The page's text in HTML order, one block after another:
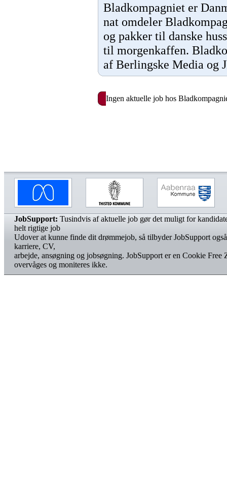
Bladkompagniet er
nat omdeler
og pakker til danske
til morgenkaffen.
af Berlingske Media og
Ingen aktuelle job hos
JobSupport: Tusindvis af aktuelle job gør det muligt for
helt rigtige job
Udover at kunne finde dit drømmejob, så tilbyder JobSupport
karriere, CV,
arbejde, ansøgning og jobsøgning. JobSupport er en Cookie Free
overvåges og moniteres ikke.